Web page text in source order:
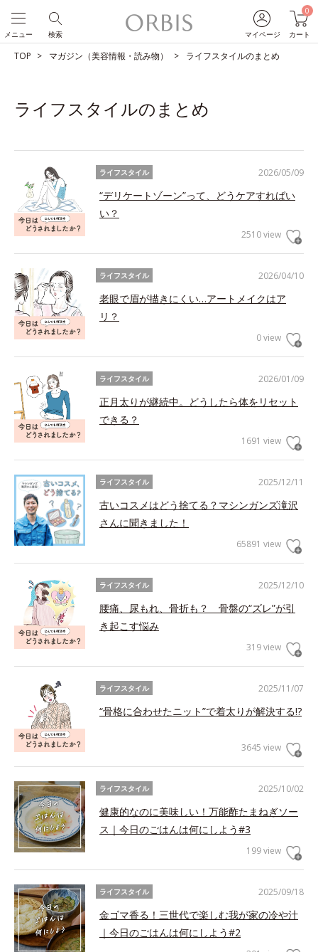
マイページ
0
カート
検索
メニュー
TOP マガジン（美容情報・読み物） ライフスタイルのまとめ
ライフスタイルのまとめ
2026/05/09
ライフスタイル
“デリケートゾーン”って、どうケアすればい
い？
2510 view
2026/04/10
ライフスタイル
老眼で眉が描きにくい…アートメイクはア
リ？
0 view
2026/01/09
ライフスタイル
正月太りが継続中。どうしたら体をリセット
できる？
1691 view
2025/12/11
ライフスタイル
古いコスメはどう捨てる？マシンガンズ滝沢
さんに聞きました！
65891 view
2025/12/10
ライフスタイル
腰痛、尿もれ、骨折も？ 骨盤の“ズレ”が引
き起こす悩み
319 view
2025/11/07
ライフスタイル
“骨格に合わせたニット”で着太りが解決する!?
3645 view
2025/10/02
ライフスタイル
健康的なのに美味しい！万能酢たまねぎソー
ス｜今日のごはんは何にしよう#3
199 view
2025/09/18
ライフスタイル
金ゴマ香る！三世代で楽しむ我が家の冷や汁
｜今日のごはんは何にしよう#2